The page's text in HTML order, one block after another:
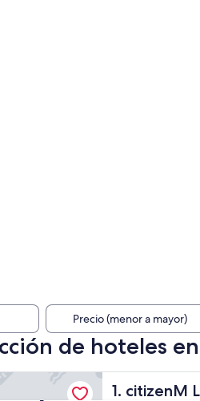
Precio (menor a mayor)
de hoteles
1. citizenM
citizenM Los